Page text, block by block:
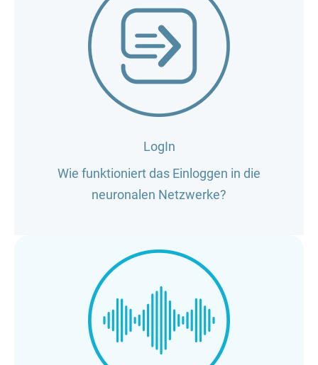
LogIn
Wie funktioniert das Einloggen in die
neuronalen Netzwerke?